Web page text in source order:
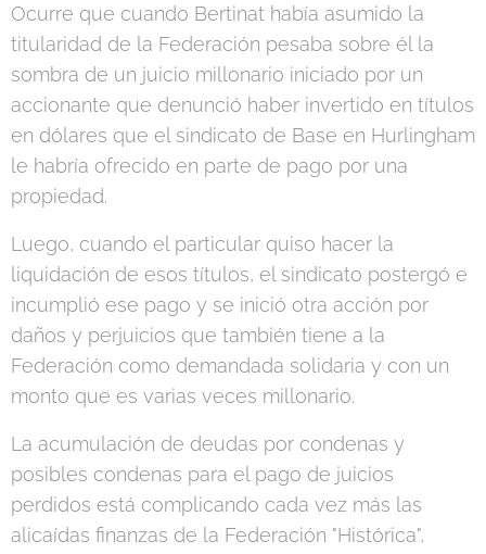
Ocurre que cuando Bertinat había asumido la
titularidad de la Federación pesaba sobre él la
sombra de un juicio millonario iniciado por un
accionante que denunció haber invertido en títulos
en dólares que el sindicato de Base en Hurlingham
le habría ofrecido en parte de pago por una
propiedad.
Luego, cuando el particular quiso hacer la
liquidación de esos títulos, el sindicato postergó e
incumplió ese pago y se inició otra acción por
daños y perjuicios que también tiene a la
Federación como demandada solidaria y con un
monto que es varias veces millonario.
La acumulación de deudas por condenas y
posibles condenas para el pago de juicios
perdidos está complicando cada vez más las
alicaídas finanzas de la Federación "Histórica",